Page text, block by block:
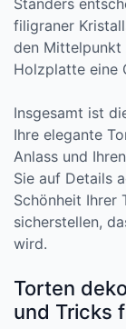
Ständers
filigraner
den Mittelpunkt
Holzplatte eine
Insgesamt ist
Ihre elegante
Anlass und
Sie auf Details
Schönheit Ihrer
sicherstellen,
wird.
Torten
und Tricks